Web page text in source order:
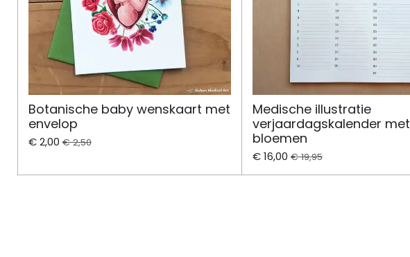
Botanische baby wenskaart met
envelop
€ 2,00 € 2,50
Medische illustratie
verjaardagskalender met
bloemen
€ 16,00 € 19,95